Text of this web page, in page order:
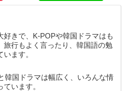
好きで、K-POPや韓国ドラマはも
旅行もよく言ったり、韓国語の勉
ます。
韓国ドラマは幅広く、いろんな情
ています。